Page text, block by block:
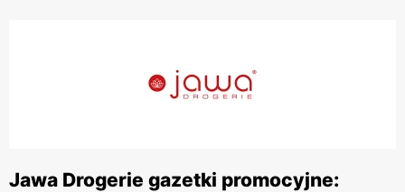
Jawa Drogerie gazetki promocyjne: